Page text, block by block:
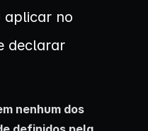
aplicar no
declarar
nenhum dos